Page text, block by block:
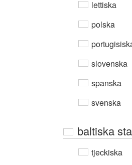
lettiska
polska
slovenska
spanska
svenska
baltiska
tjeckiska